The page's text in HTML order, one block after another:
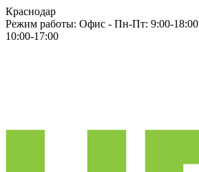
Краснодар
Режим работы: Офис - Пн-Пт: 9:00-18:00
10:00-17:00